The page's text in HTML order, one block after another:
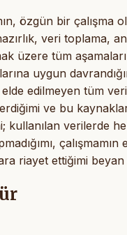
özgün bir çalışma
veri toplama,
üzere tüm
uygun
elde edilmeyen tüm
ve bu
kullanılan verilerde
riayet ettiğimi beyan